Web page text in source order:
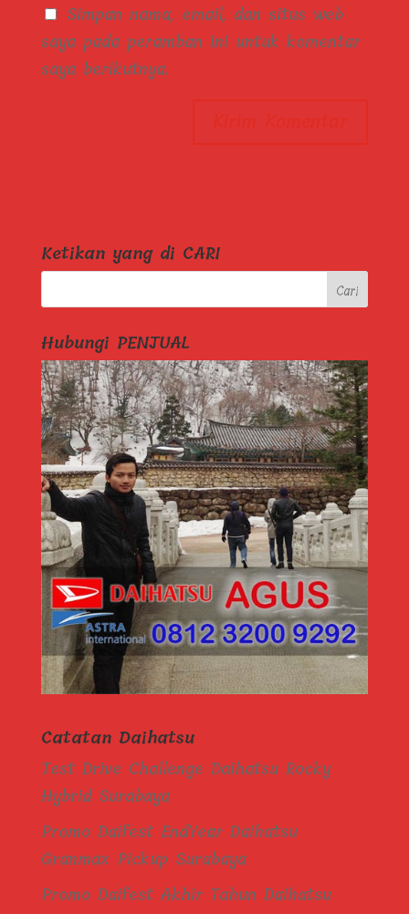
Simpan nama, email, dan situs web
saya pada peramban ini untuk komentar
saya berikutnya.
Ketikan yang di CARI
Hubungi PENJUAL
Catatan Daihatsu
Test Drive Challenge Daihatsu Rocky
Hybrid Surabaya
Promo Daifest EndYear Daihatsu
Granmax Pickup Surabaya
Promo Daifest Akhir Tahun Daihatsu